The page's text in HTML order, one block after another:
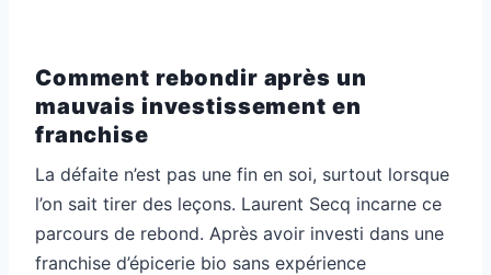
Comment rebondir après un
mauvais investissement en
franchise
La défaite n’est pas une fin en soi, surtout lorsque
l’on sait tirer des leçons. Laurent Secq incarne ce
parcours de rebond. Après avoir investi dans une
franchise d’épicerie bio sans expérience